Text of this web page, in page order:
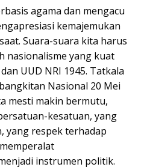
agama dan mengacu
kemajemukan
Suara-suara kita harus
nasionalisme yang kuat
UUD NRI 1945. Tatkala
Nasional 20 Mei
mesti makin bermutu,
kesatuan, yang
yang respek terhadap
instrumen politik.